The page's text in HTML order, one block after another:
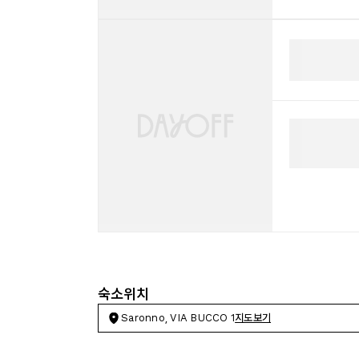
숙소위치
Saronno, VIA BUCCO 1지도보기